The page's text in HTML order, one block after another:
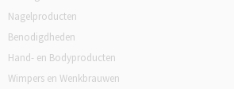
Nagelproducten
Benodigdheden
Hand- en Bodyproducten
Wimpers en Wenkbrauwen